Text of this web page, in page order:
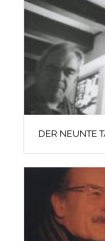
DER NEUNTE